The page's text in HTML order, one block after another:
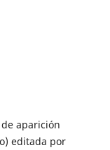
aparición
editada por